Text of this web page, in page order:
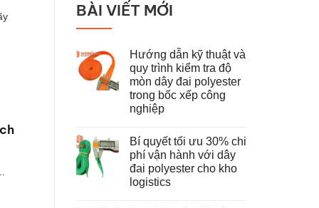
BÀI VIẾT MỚI
Hướng dẫn kỹ thuật và
quy trình kiểm tra độ
mòn dây đai polyester
trong bốc xếp công
nghiệp
bình
luận
ở
Hướng
dẫn
kỹ
Bí quyết tối ưu 30% chi
phí vận hành với dây
đai polyester cho kho
logistics